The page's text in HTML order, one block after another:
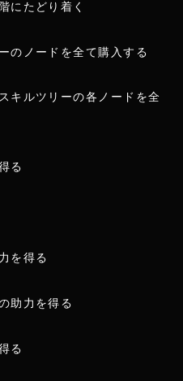
たどり着く
ノードを全て購入する
ルツリーの各ノードを全
る
を得る
助力を得る
る